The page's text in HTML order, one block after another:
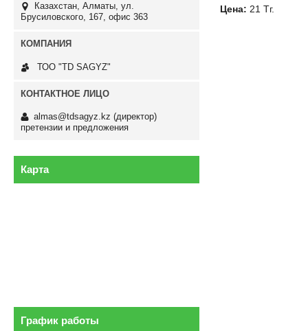
Цена: 21 Тг.
Казахстан Алматы ул.
Брусиловского, 167, офис 363
ТОО "TD SAGYZ"
almas@tdsagyz.kz (директор)
претензии и предложения
Карта
График работы